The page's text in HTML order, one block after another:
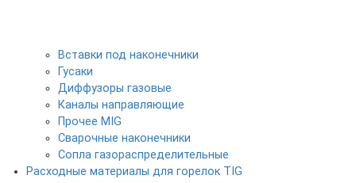
Вставки под наконечники
Гусаки
Диффузоры газовые
Каналы направляющие
Прочее MIG
Сварочные наконечники
Сопла газораспределительные
Расходные материалы для горелок TIG